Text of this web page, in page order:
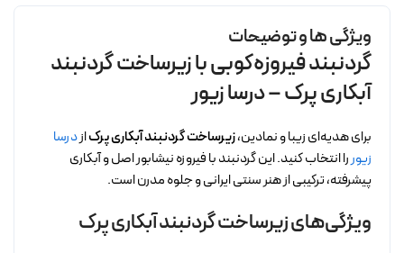
ویژگی ها و توضیحات
گردنبند فیروزه‌کوبی با زیرساخت گردنبند
آبکاری پرک – درسا زیور
برای هدیه‌ای زیبا و نمادین،زیرساخت گردنبند آبکاری پرکازدرسا
زیوررا انتخاب کنید. این گردنبند با فیروزه نیشابور اصل و آبکاری
پیشرفته، ترکیبی از هنر سنتی ایرانی و جلوه مدرن است.
ویژگی‌های زیرساخت گردنبند آبکاری پرک